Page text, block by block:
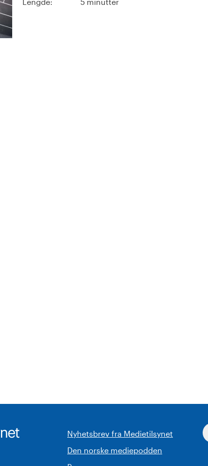
Nyhetsbrev fra Medietilsynet
Den norske mediepodden